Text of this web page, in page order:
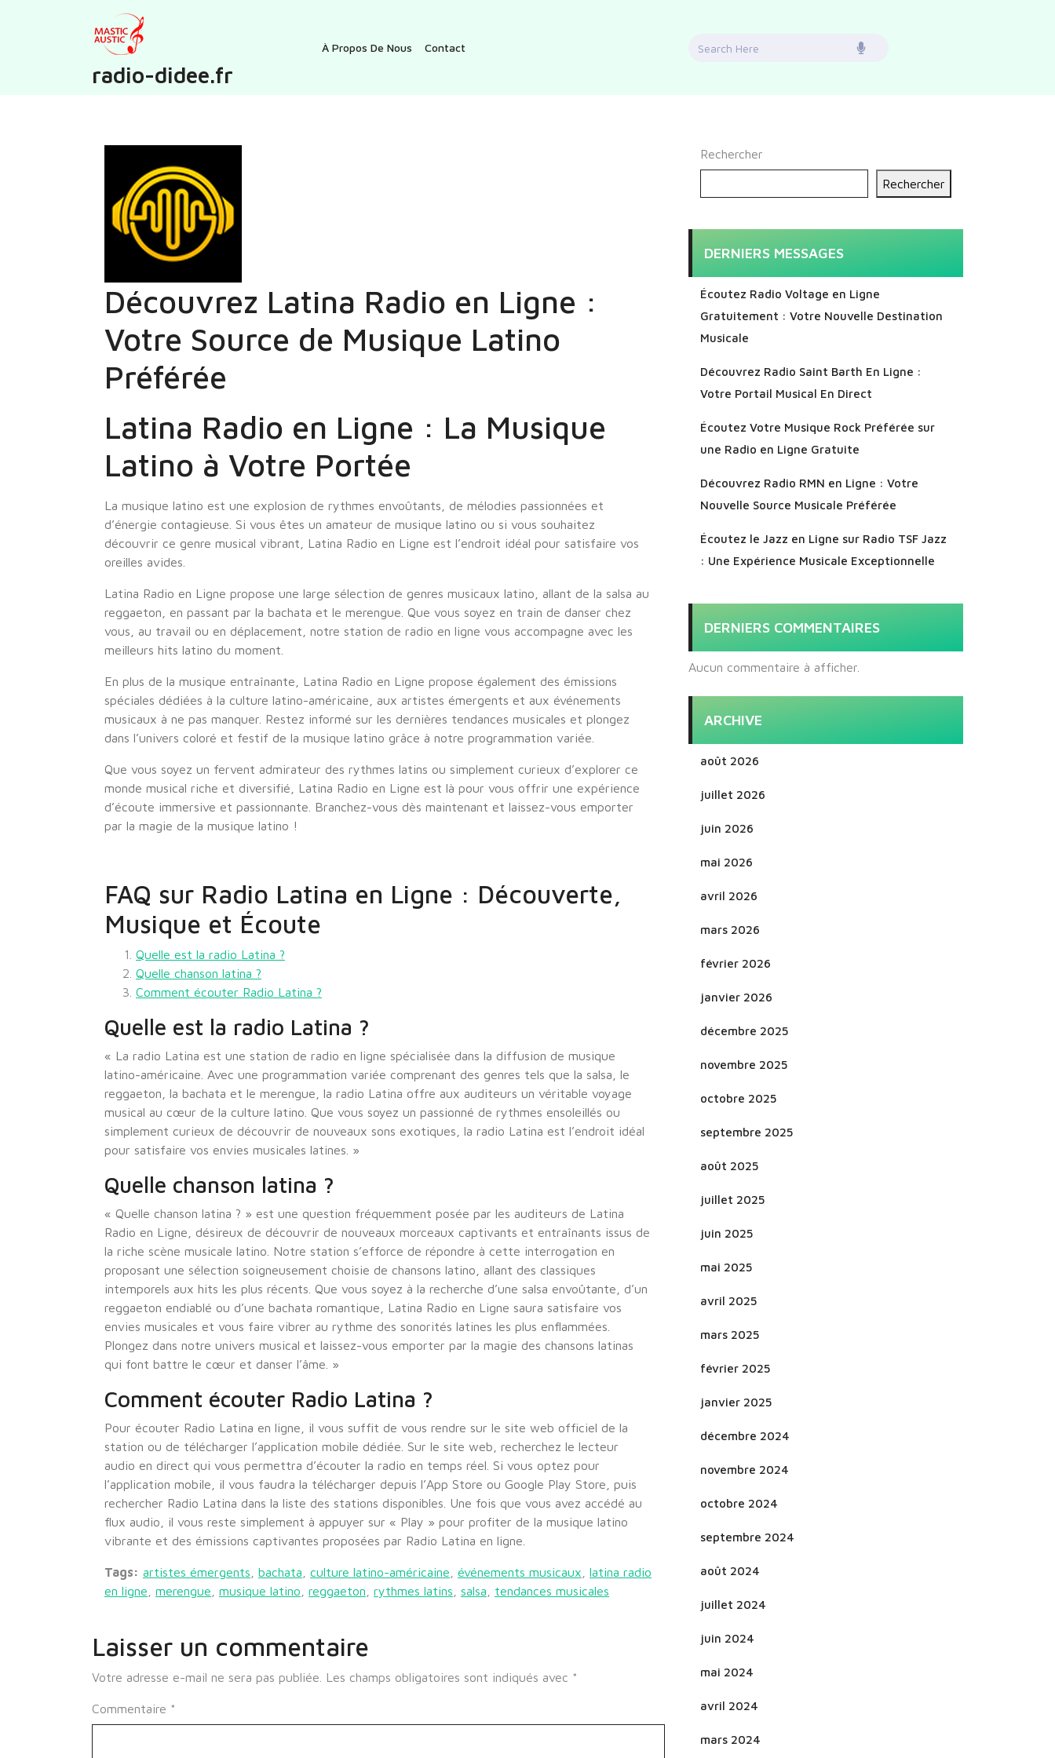
radio-didee.fr
À Propos De Nous Contact
Search
Découvrez Latina Radio en Ligne :
Votre Source de Musique Latino
Préférée
Latina Radio en Ligne : La Musique
Latino à Votre Portée
La musique latino est une explosion de rythmes envoûtants, de mélodies passionnées et
d’énergie contagieuse. Si vous êtes un amateur de musique latino ou si vous souhaitez
découvrir ce genre musical vibrant, Latina Radio en Ligne est l’endroit idéal pour satisfaire vos
oreilles avides.
Latina Radio en Ligne propose une large sélection de genres musicaux latino, allant de la salsa au
reggaeton, en passant par la bachata et le merengue. Que vous soyez en train de danser chez
vous, au travail ou en déplacement, notre station de radio en ligne vous accompagne avec les
meilleurs hits latino du moment.
En plus de la musique entraînante, Latina Radio en Ligne propose également des émissions
spéciales dédiées à la culture latino-américaine, aux artistes émergents et aux événements
musicaux à ne pas manquer. Restez informé sur les dernières tendances musicales et plongez
dans l’univers coloré et festif de la musique latino grâce à notre programmation variée.
Que vous soyez un fervent admirateur des rythmes latins ou simplement curieux d’explorer ce
monde musical riche et diversifié, Latina Radio en Ligne est là pour vous offrir une expérience
d’écoute immersive et passionnante. Branchez-vous dès maintenant et laissez-vous emporter
par la magie de la musique latino !
FAQ sur Radio Latina en Ligne : Découverte,
Musique et Écoute
Quelle est la radio Latina ?
Quelle chanson latina ?
Comment écouter Radio Latina ?
Quelle est la radio Latina ?
« La radio Latina est une station de radio en ligne spécialisée dans la diffusion de musique
latino-américaine. Avec une programmation variée comprenant des genres tels que la salsa, le
reggaeton, la bachata et le merengue, la radio Latina offre aux auditeurs un véritable voyage
musical au cœur de la culture latino. Que vous soyez un passionné de rythmes ensoleillés ou
simplement curieux de découvrir de nouveaux sons exotiques, la radio Latina est l’endroit idéal
pour satisfaire vos envies musicales latines. »
Quelle chanson latina ?
« Quelle chanson latina ? » est une question fréquemment posée par les auditeurs de Latina
Radio en Ligne, désireux de découvrir de nouveaux morceaux captivants et entraînants issus de
la riche scène musicale latino. Notre station s’efforce de répondre à cette interrogation en
proposant une sélection soigneusement choisie de chansons latino, allant des classiques
intemporels aux hits les plus récents. Que vous soyez à la recherche d’une salsa envoûtante, d’un
reggaeton endiablé ou d’une bachata romantique, Latina Radio en Ligne saura satisfaire vos
envies musicales et vous faire vibrer au rythme des sonorités latines les plus enflammées.
Plongez dans notre univers musical et laissez-vous emporter par la magie des chansons latinas
qui font battre le cœur et danser l’âme. »
Comment écouter Radio Latina ?
Pour écouter Radio Latina en ligne, il vous suffit de vous rendre sur le site web officiel de la
station ou de télécharger l’application mobile dédiée. Sur le site web, recherchez le lecteur
audio en direct qui vous permettra d’écouter la radio en temps réel. Si vous optez pour
l’application mobile, il vous faudra la télécharger depuis l’App Store ou Google Play Store, puis
rechercher Radio Latina dans la liste des stations disponibles. Une fois que vous avez accédé au
flux audio, il vous reste simplement à appuyer sur « Play » pour profiter de la musique latino
vibrante et des émissions captivantes proposées par Radio Latina en ligne.
Tags: artistes émergents bachata culture latino-américaine événements musicaux
latina radio
en ligne
merengue musique latino reggaeton rythmes latins salsa tendances musicales
Laisser un commentaire
Votre adresse e-mail ne sera pas publiée. Les champs obligatoires sont indiqués avec *
Commentaire *
Rechercher
Rechercher
DERNIERS MESSAGES
Écoutez Radio Voltage en Ligne
Gratuitement : Votre Nouvelle Destination
Musicale
Découvrez Radio Saint Barth En Ligne :
Votre Portail Musical En Direct
Écoutez Votre Musique Rock Préférée sur
une Radio en Ligne Gratuite
Découvrez Radio RMN en Ligne : Votre
Nouvelle Source Musicale Préférée
Écoutez le Jazz en Ligne sur Radio TSF Jazz
: Une Expérience Musicale Exceptionnelle
DERNIERS COMMENTAIRES
Aucun commentaire à afficher.
ARCHIVE
août 2026
juillet 2026
juin 2026
mai 2026
avril 2026
mars 2026
février 2026
janvier 2026
décembre 2025
novembre 2025
octobre 2025
septembre 2025
août 2025
juillet 2025
juin 2025
mai 2025
avril 2025
mars 2025
février 2025
janvier 2025
décembre 2024
novembre 2024
octobre 2024
septembre 2024
août 2024
juillet 2024
juin 2024
mai 2024
avril 2024
mars 2024